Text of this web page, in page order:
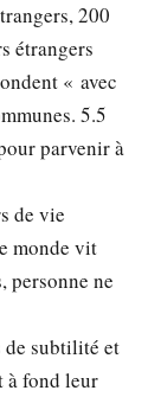
200
étrangers
« avec
5.5
parvenir à
de vie
monde vit
personne ne
de subtilité et
à fond leur